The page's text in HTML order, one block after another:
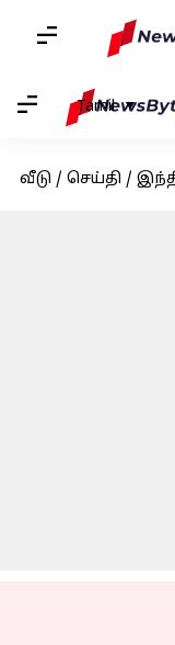
Tamil
வீடு / செய்தி /